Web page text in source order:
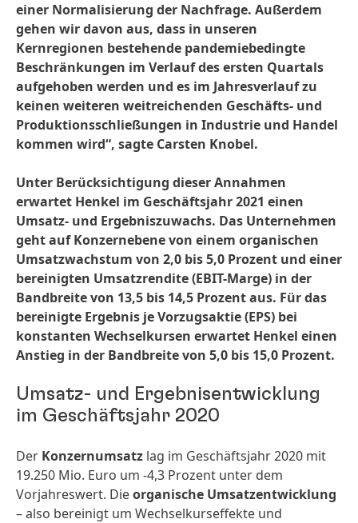
einer Normalisierung der Nachfrage. Außerdem
gehen wir davon aus, dass in unseren
Kernregionen bestehende pandemiebedingte
Beschränkungen im Verlauf des ersten Quartals
aufgehoben werden und es im Jahresverlauf zu
keinen weiteren weitreichenden Geschäfts- und
Produktionsschließungen in Industrie und Handel
kommen wird“, sagte Carsten Knobel.
Unter Berücksichtigung dieser Annahmen
erwartet Henkel im Geschäftsjahr 2021 einen
Umsatz- und Ergebniszuwachs. Das Unternehmen
geht auf Konzernebene von einem organischen
Umsatzwachstum von 2,0 bis 5,0 Prozent und einer
bereinigten Umsatzrendite(EBIT-Marge) in der
Bandbreite von 13,5 bis 14,5 Prozent aus. Für das
bereinigte Ergebnis je Vorzugsaktie(EPS) bei
konstanten Wechselkursen erwartet Henkel einen
Anstieg in der Bandbreite von 5,0 bis 15,0 Prozent.
Umsatz- und Ergebnisentwicklung
im Geschäftsjahr 2020
Der Konzernumsatz lag im Geschäftsjahr 2020 mit
19.250 Mio. Euro um -4,3 Prozent unter dem
Vorjahreswert. Dieorganische Umsatzentwicklung
– also bereinigt um Wechselkurseffekte und